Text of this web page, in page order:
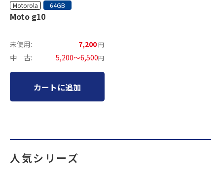
Motorola 64GB
Moto g10
未使用: 7,200円
中 古: 5,200～6,500円
カートに追加
人気シリーズ